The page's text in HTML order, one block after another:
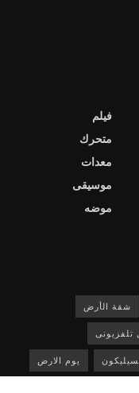
فيلم
متحرك
معدات
موسيقى
موضه
شقة الأرض
يوم الارض